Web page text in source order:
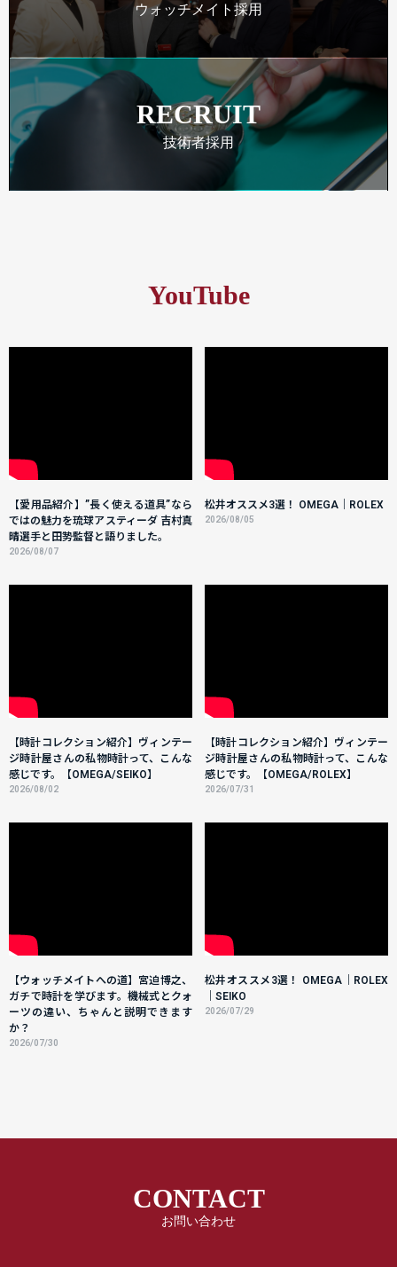
ウォッチメイト採用
RECRUIT
技術者採用
YouTube
【愛用品紹介】”長く使える道具”なら
ではの魅力を琉球アスティーダ 吉村真
晴選手と田㔟監督と語りました。
2026/08/07
松井オススメ3選！ OMEGA｜ROLEX
2026/08/05
【時計コレクション紹介】ヴィンテー
ジ時計屋さんの私物時計って、こんな
感じです。【OMEGA/SEIKO】
2026/08/02
【時計コレクション紹介】ヴィンテー
ジ時計屋さんの私物時計って、こんな
感じです。【OMEGA/ROLEX】
2026/07/31
【ウォッチメイトへの道】宮迫博之、
ガチで時計を学びます。機械式とクォ
ーツの違い、ちゃんと説明できます
か？
2026/07/30
松井オススメ3選！ OMEGA｜ROLEX
｜SEIKO
2026/07/29
CONTACT
お問い合わせ